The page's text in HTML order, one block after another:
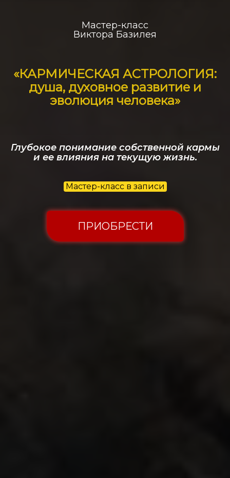
Мастер-класс
Виктора Базилея
«КАРМИЧЕСКАЯ АСТРОЛОГИЯ:
душа, духовное развитие и
эволюция человека»
Глубокое понимание собственной кармы
и ее влияния на текущую жизнь.
Мастер-класс в записи
ПРИОБРЕСТИ